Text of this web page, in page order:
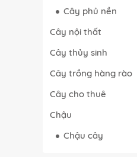
Cây phủ nền
Cây nội thất
Cây thủy sinh
Cây trồng hàng rào
Cây cho thuê
Chậu
Chậu cây